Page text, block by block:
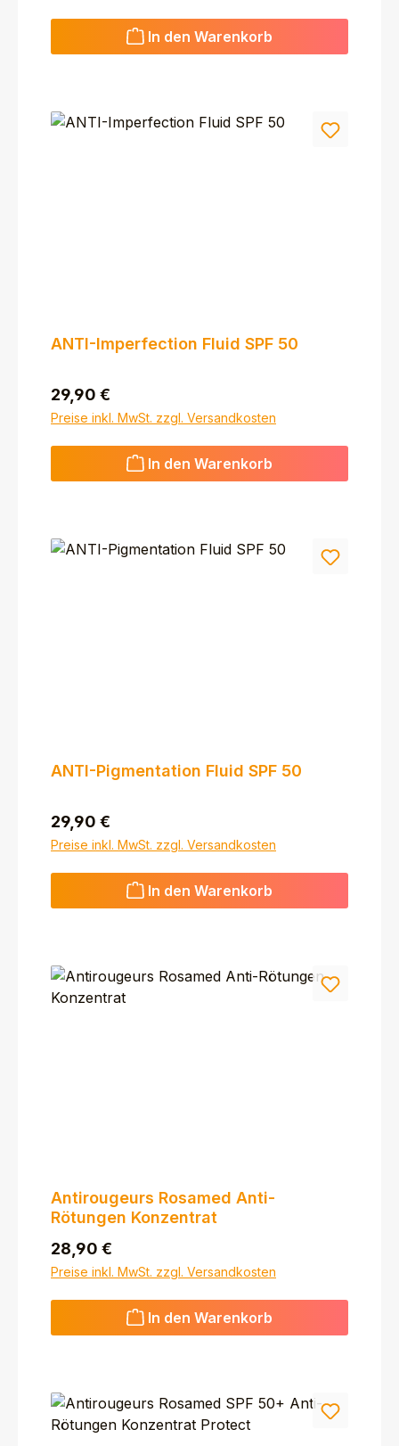
In den Warenkorb
ANTI-Imperfection Fluid SPF 50
Regulärer Preis:
29,90 €
Preise inkl. MwSt. zzgl. Versandkosten
In den Warenkorb
ANTI-Pigmentation Fluid SPF 50
Regulärer Preis:
29,90 €
Preise inkl. MwSt. zzgl. Versandkosten
In den Warenkorb
Antirougeurs Rosamed Anti-
Rötungen Konzentrat
Regulärer Preis:
28,90 €
Preise inkl. MwSt. zzgl. Versandkosten
In den Warenkorb